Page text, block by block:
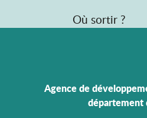
Où sortir ?
Agence de
département